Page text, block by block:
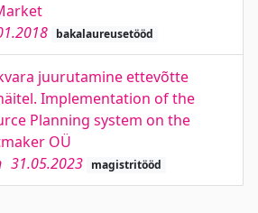
bakalaureusetööd
juurutamine ettevõtte
Implementation of the
Planning system on the
OÜ
31.05.2023 magistritööd